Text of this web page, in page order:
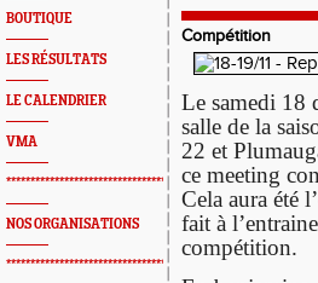
BOUTIQUE
LES RÉSULTATS
LE CALENDRIER
VMA
*************************************************
NOS ORGANISATIONS
*************************************************
Compétition
Le samedi 18
salle de la
22 et
ce meeting
Cela aura été
fait à
compétition.